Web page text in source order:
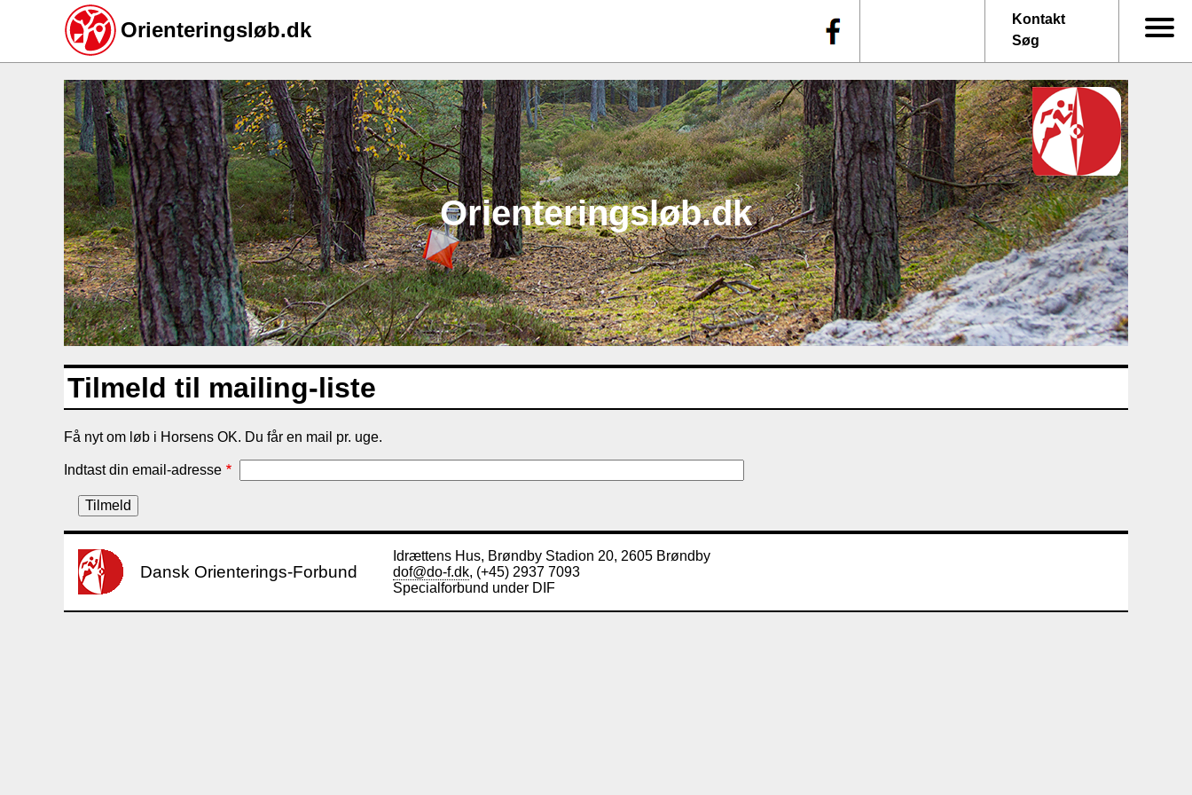
Gå
til
hovedindhold
Orienteringsløb.dk
Kontakt
Søg
Orienteringsløb.dk
Tilmeld til mailing-liste
Få nyt om løb i Horsens OK. Du får en mail pr. uge.
Indtast din email-adresse
Dansk Orienterings-Forbund
Idrættens Hus, Brøndby Stadion 20, 2605 Brøndby
dof@do-f.dk, (+45) 2937 7093
Specialforbund under DIF